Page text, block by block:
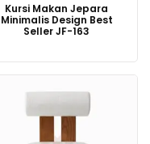
Kursi Makan Jepara
Minimalis Design Best
Seller JF-163